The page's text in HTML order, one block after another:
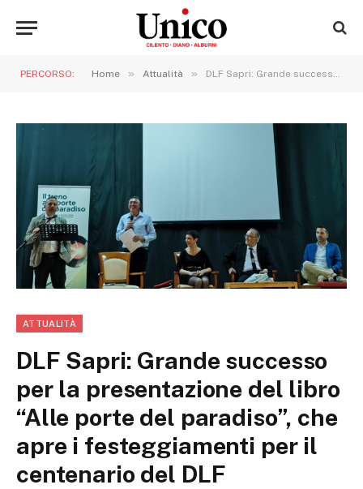
PERCORSO: Home » Attualità » DLF Sapri: Grande successo per la presentazione del libro “Alle porte del paradiso”, che apre i festeggiamenti per il centenario del DLF
ATTUALITÀ
DLF Sapri: Grande successo
per la presentazione del libro
“Alle porte del paradiso”, che
apre i festeggiamenti per il
centenario del DLF